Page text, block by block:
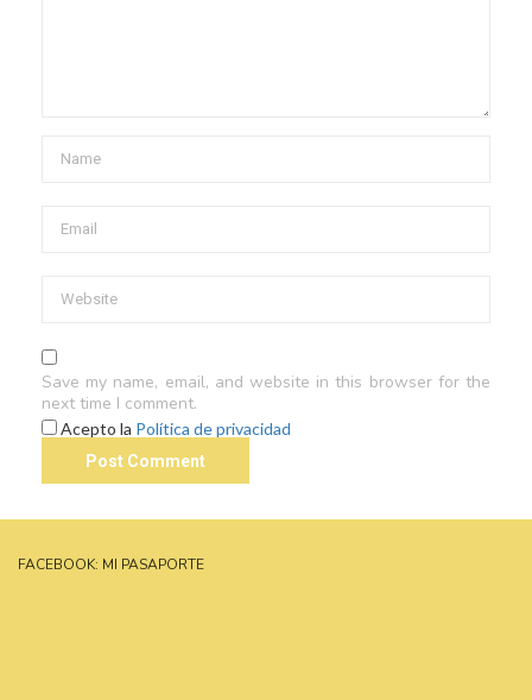
Save my name, email, and website in this browser for the
next time I comment.
Acepto la Política de privacidad
FACEBOOK: MI PASAPORTE